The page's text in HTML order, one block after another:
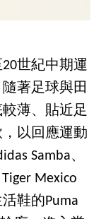
世紀中期運
著足球與田
薄、貼近足
以回應運動
Samba、
Mexico
鞋的Puma